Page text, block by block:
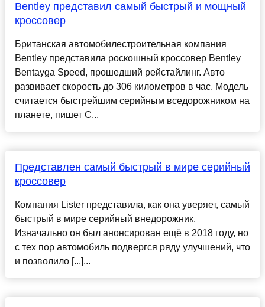
Bentley представил самый быстрый и мощный
кроссовер
Британская автомобилестроительная компания
Bentley представила роскошный кроссовер Bentley
Bentayga Speed, прошедший рейстайлинг. Авто
развивает скорость до 306 километров в час. Модель
считается быстрейшим серийным вседорожником на
планете, пишет C...
Представлен самый быстрый в мире серийный
кроссовер
Компания Lister представила, как она уверяет, самый
быстрый в мире серийный внедорожник.
Изначально он был анонсирован ещё в 2018 году, но
с тех пор автомобиль подвергся ряду улучшений, что
и позволило [...]...